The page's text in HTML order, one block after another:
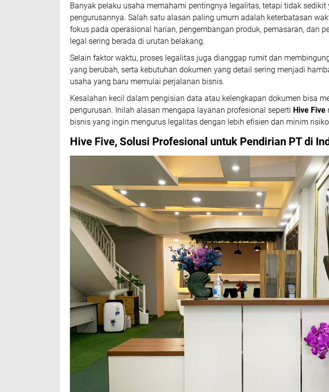
Banyak pelaku usaha memahami pentingnya legalitas, tetapi tidak sedikit
pengurusannya. Salah satu alasan paling umum adalah keterbatasan
fokus pada operasional harian, pengembangan produk, pemasaran, dan
legal sering berada di urutan belakang.
Selain faktor waktu, proses legalitas juga dianggap rumit dan
yang berubah, serta kebutuhan dokumen yang detail sering menjadi
usaha yang baru memulai perjalanan bisnis.
Kesalahan kecil dalam pengisian data atau kelengkapan dokumen bisa
pengurusan. Inilah alasan mengapa layanan profesional seperti Hive Five
bisnis yang ingin mengurus legalitas dengan lebih efisien dan minim
Hive Five, Solusi Profesional untuk Pendirian PT di